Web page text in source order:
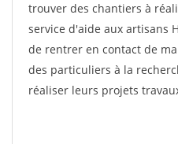
trouver des chantiers à
service d'aide aux artisans
de rentrer en contact de
des particuliers à la
réaliser leurs projets